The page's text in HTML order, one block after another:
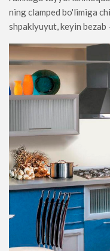
ning clamped bo'limiga
shpaklyuyut, keyin